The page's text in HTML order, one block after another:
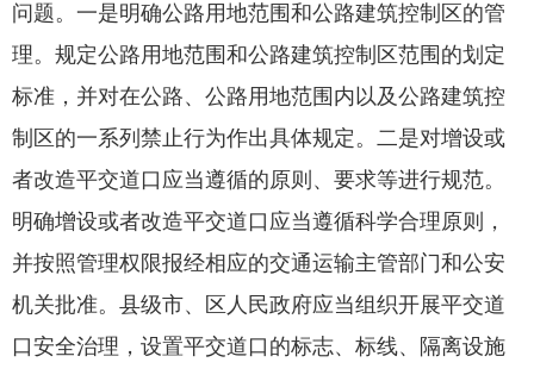
问题。一是明确公路用地范围和公路建筑控制区的管
理。规定公路用地范围和公路建筑控制区范围的划定
标准，并对在公路、公路用地范围内以及公路建筑控
制区的一系列禁止行为作出具体规定。二是对增设或
者改造平交道口应当遵循的原则、要求等进行规范。
明确增设或者改造平交道口应当遵循科学合理原则，
并按照管理权限报经相应的交通运输主管部门和公安
机关批准。县级市、区人民政府应当组织开展平交道
口安全治理，设置平交道口的标志、标线、隔离设施